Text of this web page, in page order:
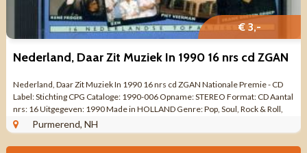
€ 3,-
Nederland, Daar Zit Muziek In 1990 16 nrs cd ZGAN
Nederland, Daar Zit Muziek In 1990 16 nrs cd ZGAN Nationale Premie - CD
Label: Stichting CPG Cataloge: 1990-006 Opname: STEREO Format: CD Aantal
nrs: 16 Uitgegeven: 1990 Made in HOLLAND Genre: Pop, Soul, Rock & Roll,
Blues Rock ...
Purmerend, NH